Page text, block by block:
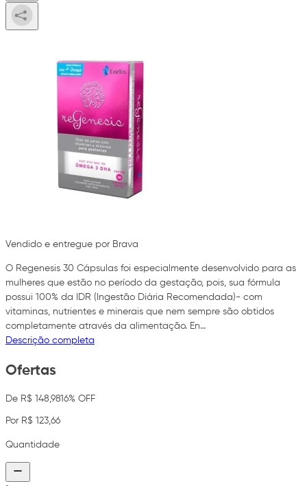
Vendido e entregue por Brava
O Regenesis 30 Cápsulas foi especialmente desenvolvido para as
mulheres que estão no período da gestação, pois, sua fórmula
possui 100% da IDR (Ingestão Diária Recomendada)- com
vitaminas, nutrientes e minerais que nem sempre são obtidos
completamente através da alimentação. En…
Descrição completa
Ofertas
De R$ 148,9816% OFF
Por R$ 123,66
Quantidade